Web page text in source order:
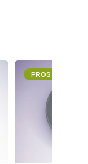
PROSTŘENO!